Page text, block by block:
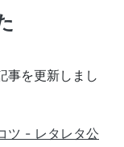
事を更新しまし
ツ - レタレタ公